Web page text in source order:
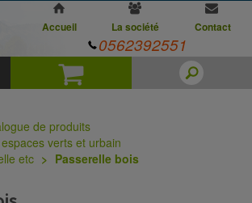
Panier
Accueil La société Contact
0562392551
de produits
verts et urbain
etc
Passerelle bois